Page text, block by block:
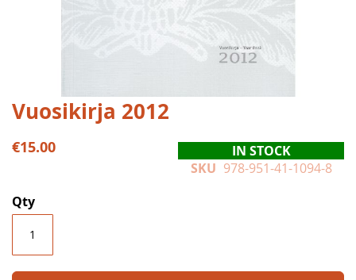
Skip
to
the
beginning
images
gallery
Vuosikirja 2012
€15.00
IN STOCK
SKU 978-951-41-1094-8
Qty